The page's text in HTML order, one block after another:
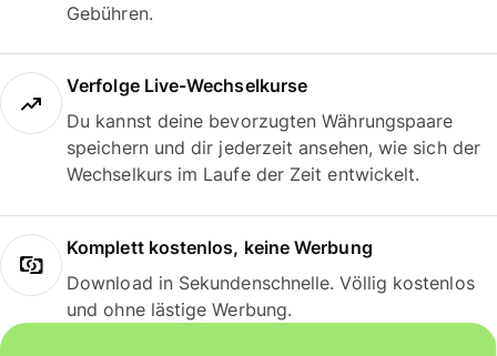
Gebühren.
Verfolge Live-Wechselkurse
Du kannst deine bevorzugten Währungspaare
speichern und dir jederzeit ansehen, wie sich der
Wechselkurs im Laufe der Zeit entwickelt.
Komplett kostenlos, keine Werbung
Download in Sekundenschnelle. Völlig kostenlos
und ohne lästige Werbung.